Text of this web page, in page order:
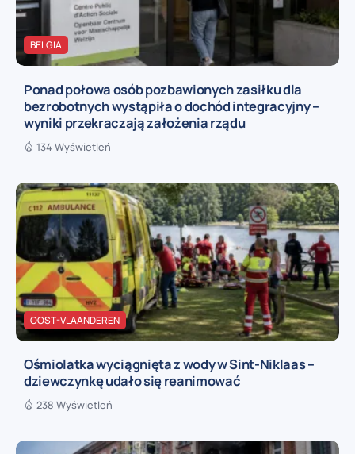
BELGIA
Ponad połowa osób pozbawionych zasiłku dla
bezrobotnych wystąpiła o dochód integracyjny –
wyniki przekraczają założenia rządu
134 Wyświetleń
OOST-VLAANDEREN
Ośmiolatka wyciągnięta z wody w Sint-Niklaas –
dziewczynkę udało się reanimować
238 Wyświetleń